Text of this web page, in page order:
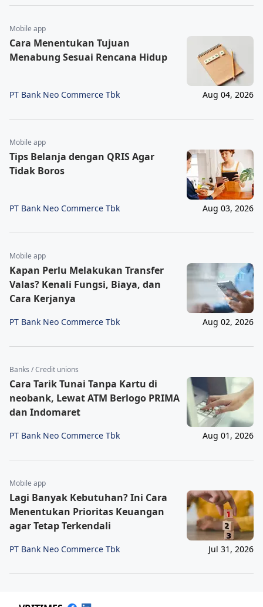
Mobile app
Cara Menentukan Tujuan
Menabung Sesuai Rencana Hidup
PT Bank Neo Commerce Tbk Aug 04, 2026
Mobile app
Tips Belanja dengan QRIS Agar
Tidak Boros
PT Bank Neo Commerce Tbk Aug 03, 2026
Mobile app
Kapan Perlu Melakukan Transfer
Valas? Kenali Fungsi, Biaya, dan
Cara Kerjanya
PT Bank Neo Commerce Tbk Aug 02, 2026
Banks / Credit unions
Cara Tarik Tunai Tanpa Kartu di
neobank, Lewat ATM Berlogo PRIMA
dan Indomaret
PT Bank Neo Commerce Tbk Aug 01, 2026
Mobile app
Lagi Banyak Kebutuhan? Ini Cara
Menentukan Prioritas Keuangan
agar Tetap Terkendali
PT Bank Neo Commerce Tbk Jul 31, 2026